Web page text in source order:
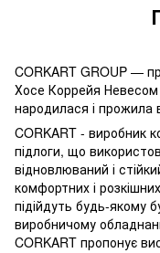
CORKART GROUP —
Хосе Коррейя
народилася і прожила
CORKART - виробник
підлоги, що
відновлюваний і
комфортних і
підійдуть будь-якому
виробничому
CORKART пропонує